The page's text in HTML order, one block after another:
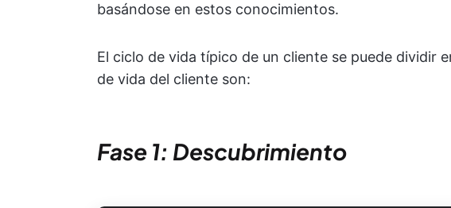
basándose en estos conocimientos.
El ciclo de vida típico de un cliente se puede dividir
de vida del cliente son:
Fase 1: Descubrimiento